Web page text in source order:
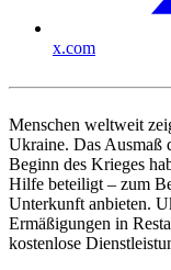
x.com
Menschen weltweit
Ukraine. Das Ausmaß
Beginn des Krieges
Hilfe beteiligt – zum
Unterkunft anbieten.
Ermäßigungen in
kostenlose